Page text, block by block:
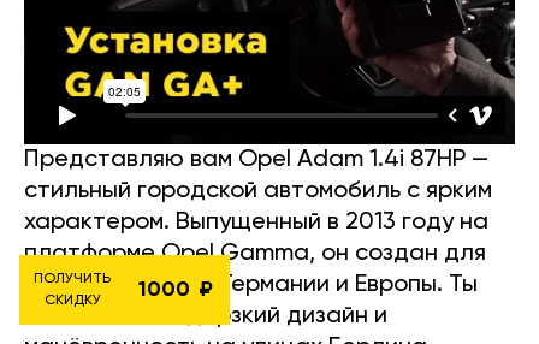
Представляю вам Opel Adam 1.4i 87HP —
стильный городской автомобиль с ярким
характером. Выпущенный в 2013 году на
платформе Opel Gamma, он создан для
модных жителей Германии и Европы. Ты
заметишь его дерзкий дизайн и
ПОЛУЧИТЬ
СКИДКУ
1000